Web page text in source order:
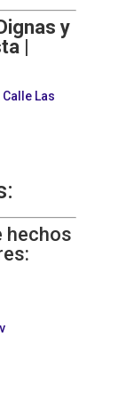
y
|
Las
hechos